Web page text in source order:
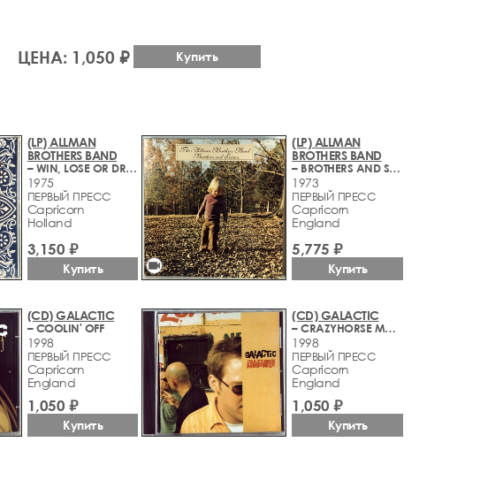
ЦЕНА: 1,050 ₽ Купить
(LP) ALLMAN
BROTHERS BAND
– WIN, LOSE OR DRAW
1975
ПЕРВЫЙ ПРЕСС
Capricorn
Holland
3,150 ₽
Купить videocam
(LP) ALLMAN
BROTHERS BAND
– BROTHERS AND SISTERS
1973
ПЕРВЫЙ ПРЕСС
Capricorn
England
5,775 ₽
Купить
(CD) GALACTIC
– COOLIN' OFF
1998
ПЕРВЫЙ ПРЕСС
Capricorn
England
1,050 ₽
Купить
(CD) GALACTIC
– CRAZYHORSE MONGOOSE
1998
ПЕРВЫЙ ПРЕСС
Capricorn
England
1,050 ₽
Купить